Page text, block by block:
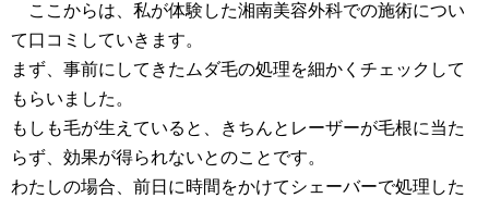
ここからは、私が体験した湘南美容外科での施術につい
て口コミしていきます。
まず、事前にしてきたムダ毛の処理を細かくチェックして
もらいました。
もしも毛が生えていると、きちんとレーザーが毛根に当た
らず、効果が得られないとのことです。
わたしの場合、前日に時間をかけてシェーバーで処理した